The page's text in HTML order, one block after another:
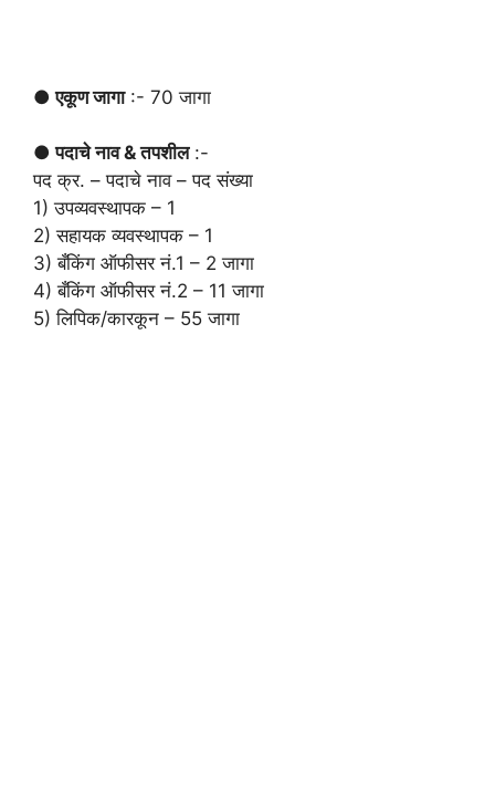
● एकूण जागा:- 70 जागा
● पदाचे नाव & तपशील:-
पद क्र. – पदाचे नाव – पद संख्या
1) उपव्यवस्थापक – 1
2) सहायक व्यवस्थापक – 1
3) बँकिंग ऑफीसर नं.1 – 2 जागा
4) बँकिंग ऑफीसर नं.2 – 11 जागा
5) लिपिक/कारकून – 55 जागा